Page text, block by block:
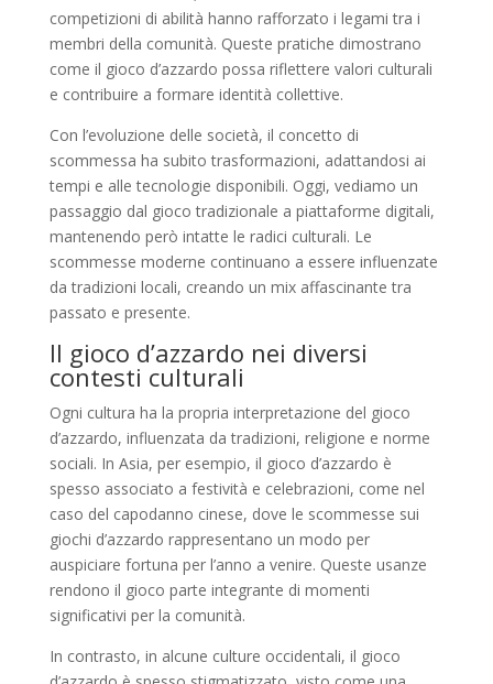
competizioni di abilità hanno rafforzato i legami tra i
membri della comunità. Queste pratiche dimostrano
come il gioco d’azzardo possa riflettere valori culturali
e contribuire a formare identità collettive.
Con l’evoluzione delle società, il concetto di
scommessa ha subito trasformazioni, adattandosi ai
tempi e alle tecnologie disponibili. Oggi, vediamo un
passaggio dal gioco tradizionale a piattaforme digitali,
mantenendo però intatte le radici culturali. Le
scommesse moderne continuano a essere influenzate
da tradizioni locali, creando un mix affascinante tra
passato e presente.
Il gioco d’azzardo nei diversi
contesti culturali
Ogni cultura ha la propria interpretazione del gioco
d’azzardo, influenzata da tradizioni, religione e norme
sociali. In Asia, per esempio, il gioco d’azzardo è
spesso associato a festività e celebrazioni, come nel
caso del capodanno cinese, dove le scommesse sui
giochi d’azzardo rappresentano un modo per
auspiciare fortuna per l’anno a venire. Queste usanze
rendono il gioco parte integrante di momenti
significativi per la comunità.
In contrasto, in alcune culture occidentali, il gioco